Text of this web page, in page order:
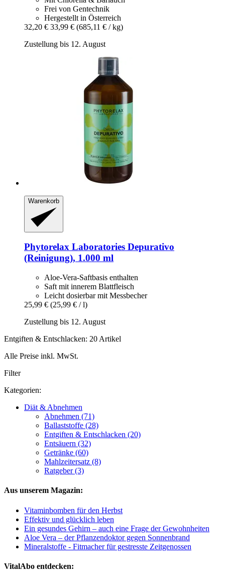
Frei von Gentechnik
Hergestellt in Österreich
32,20 € 33,99 € (685,11 € / kg)
Zustellung bis 12. August
Warenkorb
Phytorelax Laboratories Depurativo
(Reinigung), 1.000 ml
Aloe‑Vera‑Saftbasis enthalten
Saft mit innerem Blattfleisch
Leicht dosierbar mit Messbecher
25,99 € (25,99 € / l)
Zustellung bis 12. August
Entgiften & Entschlacken: 20 Artikel
Alle Preise inkl. MwSt.
Filter
Kategorien:
Diät & Abnehmen
Abnehmen (71)
Ballaststoffe (28)
Entgiften & Entschlacken (20)
Entsäuern (32)
Getränke (60)
Mahlzeitersatz (8)
Ratgeber (3)
Aus unserem Magazin:
Vitaminbomben für den Herbst
Effektiv und glücklich leben
Ein gesundes Gehirn – auch eine Frage der Gewohnheiten
Aloe Vera – der Pflanzendoktor gegen Sonnenbrand
Mineralstoffe - Fitmacher für gestresste Zeitgenossen
VitalAbo entdecken: